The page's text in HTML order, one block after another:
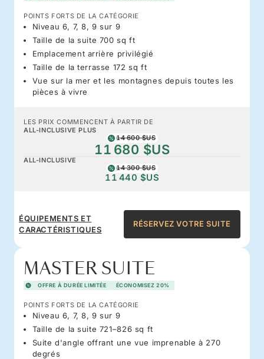
POINTS FORTS DE LA CATÉGORIE
Niveau 6, 7, 8, 9 sur 9
Taille de la suite 700 sq ft
Emplacement arrière privilégié
Taille de la terrasse 172 sq ft
Vue sur la mer et les montagnes depuis toutes les
pièces à vivre
LES PRIX COMMENCENT À PARTIR DE
ALL-INCLUSIVE PLUS
14 600 $US
11 680 $US
ALL-INCLUSIVE
14 300 $US
11 440 $US
ÉQUIPEMENTS ET
CARACTÉRISTIQUES
RÉSERVEZ VOTRE SUITE
MASTER SUITE
OFFRE À DURÉE LIMITÉE ÉCONOMISEZ 20%
POINTS FORTS DE LA CATÉGORIE
Niveau 6, 7, 8, 9 sur 9
Taille de la suite 721–826 sq ft
Suite d'angle offrant une vue imprenable à 270
degrés